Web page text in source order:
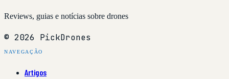
Reviews, guias e notícias sobre drones
© 2026 PickDrones
NAVEGAÇÃO
Artigos